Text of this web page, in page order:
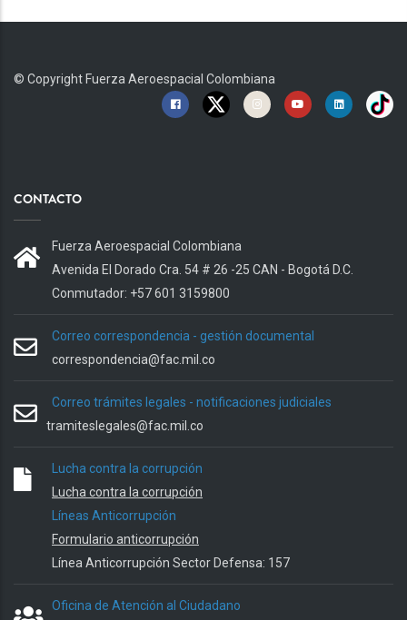
© Copyright Fuerza Aeroespacial Colombiana
CONTACTO
Fuerza Aeroespacial Colombiana
Avenida El Dorado Cra. 54 # 26 -25 CAN - Bogotá D.C.
Conmutador: +57 601 3159800
Correo correspondencia - gestión documental
correspondencia@fac.mil.co
Correo trámites legales - notificaciones judiciales
tramiteslegales@fac.mil.co
Lucha contra la corrupción
Lucha contra la corrupción
Líneas Anticorrupción
Formulario anticorrupción
Línea Anticorrupción Sector Defensa: 157
Oficina de Atención al Ciudadano